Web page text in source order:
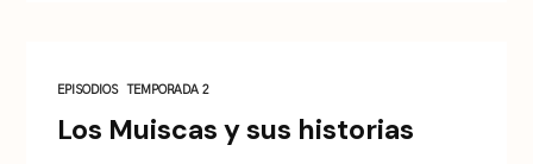
EPISODIOS TEMPORADA 2
Los Muiscas y sus historias